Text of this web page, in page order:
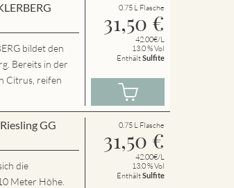
bildet den
Bereits in der
Citrus, reifen
0.75 L Flasche
31,50 €
42.00€/L
13.0 % Vol
EnthältSulfite
GG
die
Meter Höhe.
0.75 L Flasche
31,50 €
42.00€/L
13.0 % Vol
EnthältSulfite